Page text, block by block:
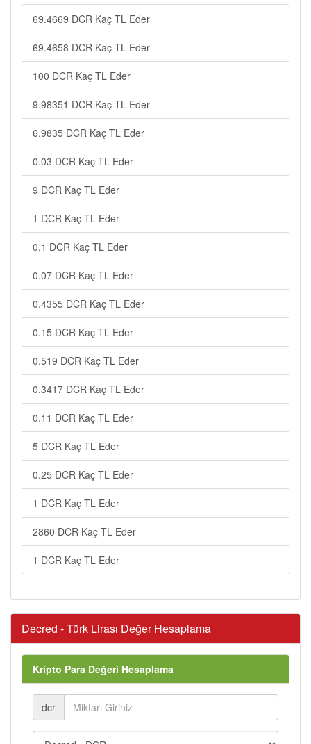
69.4669 DCR Kaç TL Eder
69.4658 DCR Kaç TL Eder
100 DCR Kaç TL Eder
9.98351 DCR Kaç TL Eder
6.9835 DCR Kaç TL Eder
0.03 DCR Kaç TL Eder
9 DCR Kaç TL Eder
1 DCR Kaç TL Eder
0.1 DCR Kaç TL Eder
0.07 DCR Kaç TL Eder
0.4355 DCR Kaç TL Eder
0.15 DCR Kaç TL Eder
0.519 DCR Kaç TL Eder
0.3417 DCR Kaç TL Eder
0.11 DCR Kaç TL Eder
5 DCR Kaç TL Eder
0.25 DCR Kaç TL Eder
1 DCR Kaç TL Eder
2860 DCR Kaç TL Eder
1 DCR Kaç TL Eder
Decred - Türk Lirası Değer Hesaplama
Kripto Para Değeri Hesaplama
dcr